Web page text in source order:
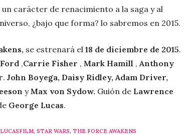
carácter de renacimiento a la saga y al
¿bajo que forma? lo sabremos en 2015.
se estrenará el 18 de diciembre de 2015.
,Carrie Fisher , Mark Hamill , Anthony
. John Boyega, Daisy Ridley, Adam Driver,
yMax von Sydow. Guión de Lawrence
George Lucas.
LUCASFILM, STAR WARS, THE FORCE AWAKENS